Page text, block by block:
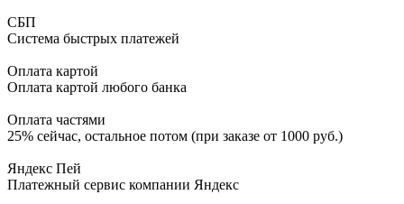
СБП
Система быстрых платежей
Оплата картой
Оплата картой любого банка
Оплата частями
25% сейчас, остальное потом (при заказе от 1000 руб.)
Яндекс Пей
Платежный сервис компании Яндекс